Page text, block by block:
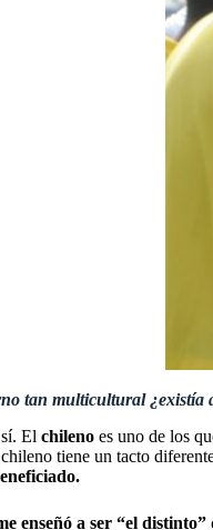
tan multicultural ¿existía
El chileno es uno de los
tiene un tacto
enseñó a ser “el